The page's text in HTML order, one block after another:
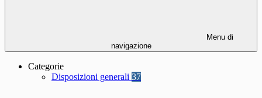
Menu di
navigazione
Categorie
Disposizioni generali 37